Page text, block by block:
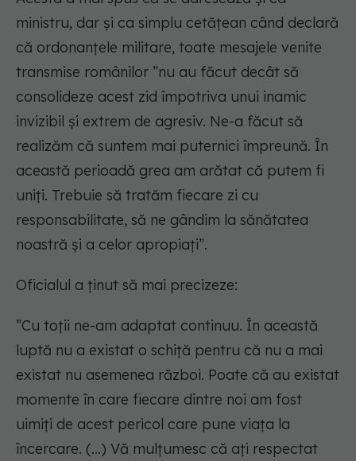
ministru, dar şi ca simplu cetăţean când declară
că ordonanţele militare, toate mesajele venite
transmise românilor ”nu au făcut decât să
consolideze acest zid împotriva unui inamic
invizibil şi extrem de agresiv. Ne-a făcut să
realizăm că suntem mai puternici împreună. În
această perioadă grea am arătat că putem fi
uniţi. Trebuie să tratăm fiecare zi cu
responsabilitate, să ne gândim la sănătatea
noastră şi a celor apropiaţi”.
Oficialul a ținut să mai precizeze:
”Cu toţii ne-am adaptat continuu. În această
luptă nu a existat o schiţă pentru că nu a mai
existat nu asemenea război. Poate că au existat
momente în care fiecare dintre noi am fost
uimiţi de acest pericol care pune viaţa la
încercare. (...) Vă mulţumesc că aţi respectat